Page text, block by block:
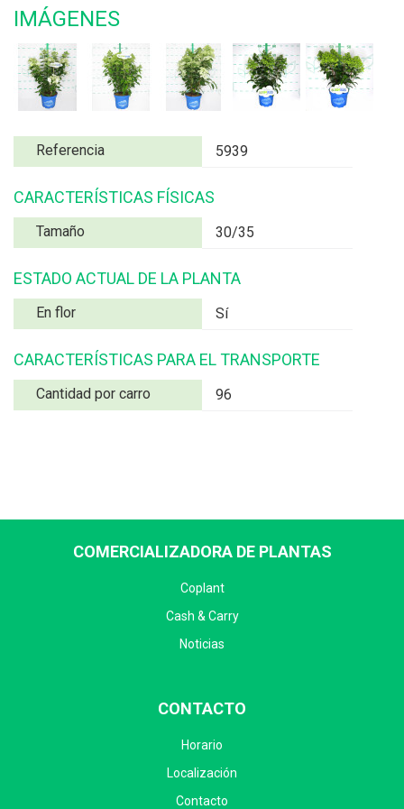
IMÁGENES
Referencia 5939
CARACTERÍSTICAS FÍSICAS
Tamaño 30/35
ESTADO ACTUAL DE LA PLANTA
En flor Sí
CARACTERÍSTICAS PARA EL TRANSPORTE
Cantidad por carro 96
COMERCIALIZADORA DE PLANTAS
Coplant
Cash & Carry
Noticias
CONTACTO
Horario
Localización
Contacto